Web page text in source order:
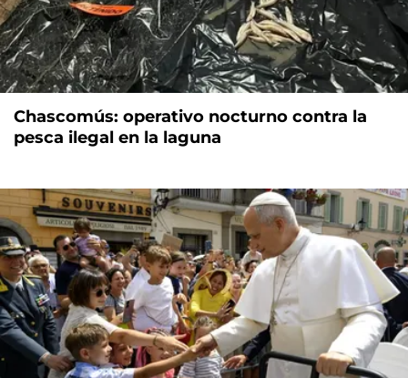
Chascomús: operativo nocturno contra la
pesca ilegal en la laguna